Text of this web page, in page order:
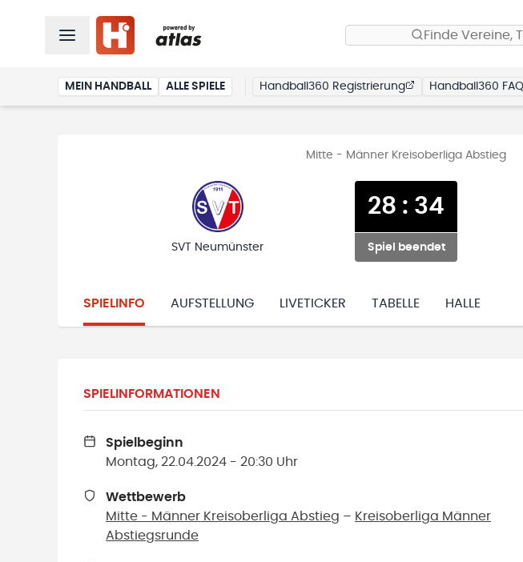
Finde Vereine,
MEIN HANDBALL ALLE SPIELE Handball360 Registrierung Handball360 FAQ
Mitte - Männer Kreisoberliga Abstieg
SVT Neumünster
28 : 34
Spiel beendet
SPIELINFO AUFSTELLUNG LIVETICKER TABELLE HALLE
SPIELINFORMATIONEN
Spielbeginn
Montag, 22.04.2024 - 20:30 Uhr
Wettbewerb
Mitte - Männer Kreisoberliga Abstieg – Kreisoberliga Männer
Abstiegsrunde